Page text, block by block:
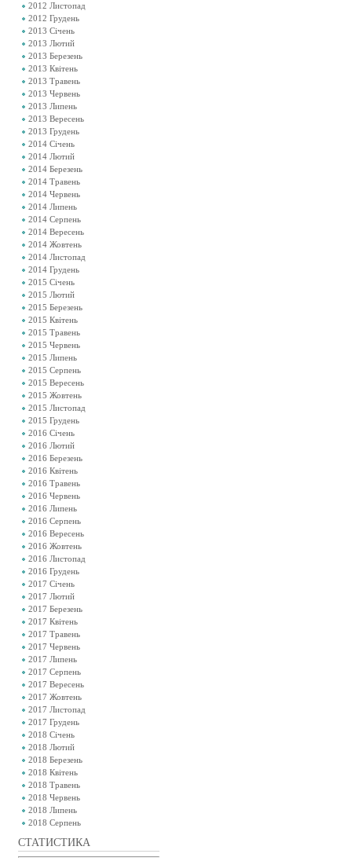
2012 Листопад
2012 Грудень
2013 Січень
2013 Лютий
2013 Березень
2013 Квітень
2013 Травень
2013 Червень
2013 Липень
2013 Вересень
2013 Грудень
2014 Січень
2014 Лютий
2014 Березень
2014 Травень
2014 Червень
2014 Липень
2014 Серпень
2014 Вересень
2014 Жовтень
2014 Листопад
2014 Грудень
2015 Січень
2015 Лютий
2015 Березень
2015 Квітень
2015 Травень
2015 Червень
2015 Липень
2015 Серпень
2015 Вересень
2015 Жовтень
2015 Листопад
2015 Грудень
2016 Січень
2016 Лютий
2016 Березень
2016 Квітень
2016 Травень
2016 Червень
2016 Липень
2016 Серпень
2016 Вересень
2016 Жовтень
2016 Листопад
2016 Грудень
2017 Січень
2017 Лютий
2017 Березень
2017 Квітень
2017 Травень
2017 Червень
2017 Липень
2017 Серпень
2017 Вересень
2017 Жовтень
2017 Листопад
2017 Грудень
2018 Січень
2018 Лютий
2018 Березень
2018 Квітень
2018 Травень
2018 Червень
2018 Липень
2018 Серпень
СТАТИСТИКА